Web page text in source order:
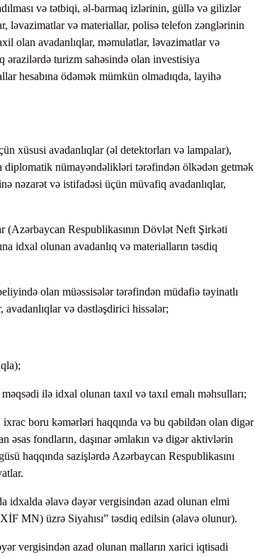
və tətbiqi, əl-barmaq izlərinin, güllə və gilizlər
ləvazimatlar və materiallar, polisə telefon zənglərinin
olan avadanlıqlar, məmulatlar, ləvazimatlar və
ərazilərdə turizm sahəsində olan investisiya
hesabına ödəmək mümkün olmadıqda, layihə
xüsusi avadanlıqlar (əl detektorları və lampalar),
nümayəndəlikləri tərəfindən ölkədən getmək
nəzarət və istifadəsi üçün müvafiq avadanlıqlar,
(Azərbaycan Respublikasının Dövlət Neft Şirkəti
idxal olunan avadanlıq və materialların təsdiq
olan müəssisələr tərəfindən müdafiə təyinatlı
avadanlıqlar və dəstləşdirici hissələr;
ilə idxal olunan taxıl və taxıl emalı məhsulları;
boru kəmərləri haqqında və bu qəbildən olan digər
əsas fondların, daşınar əmlakın və digər aktivlərin
haqqında sazişlərdə Azərbaycan Respublikasını
idxalda əlavə dəyər vergisindən azad olunan elmi
MN) üzrə Siyahısı” təsdiq edilsin (əlavə olunur).
vergisindən azad olunan malların xarici iqtisadi